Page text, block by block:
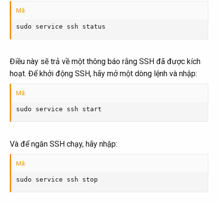
Mã:
sudo service ssh status
Điều này sẽ trả về một thông báo rằng SSH đã được kích
hoạt. Để khởi động SSH, hãy mở một dòng lệnh và nhập:
Mã:
sudo service ssh start
Và để ngăn SSH chạy, hãy nhập:
Mã:
sudo service ssh stop